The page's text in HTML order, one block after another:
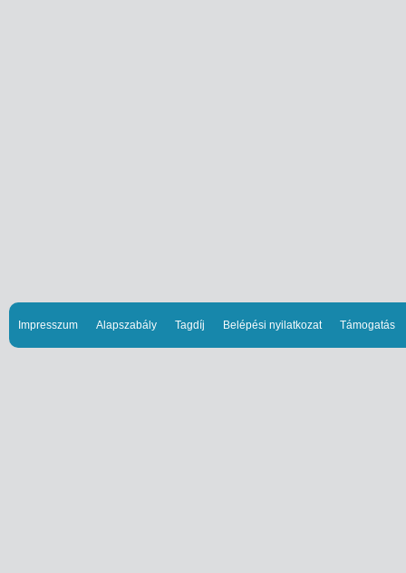
Impresszum Alapszabály Tagdíj Belépési nyilatkozat Támogatás